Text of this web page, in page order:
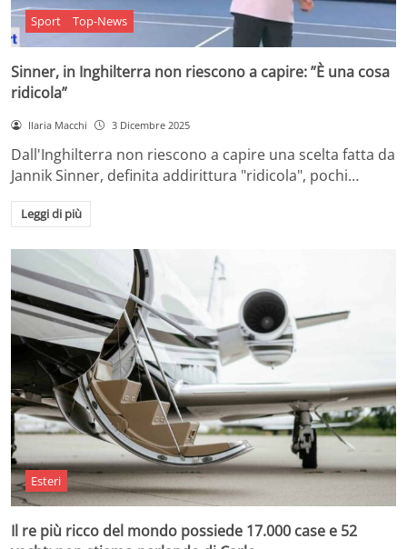
Sport Top-News
Sinner, in Inghilterra non riescono a capire: ”È una cosa
ridicola”
Ilaria Macchi 3 Dicembre 2025
Dall'Inghilterra non riescono a capire una scelta fatta da
Jannik Sinner, definita addirittura "ridicola", pochi…
Leggi di più
Esteri
Il re più ricco del mondo possiede 17.000 case e 52